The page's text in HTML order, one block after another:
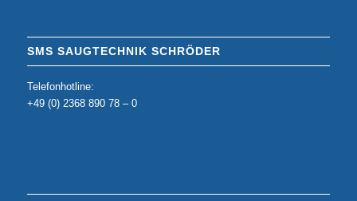
SMS SAUGTECHNIK SCHRÖDER
Telefonhotline:
+49 (0) 2368 890 78 – 0